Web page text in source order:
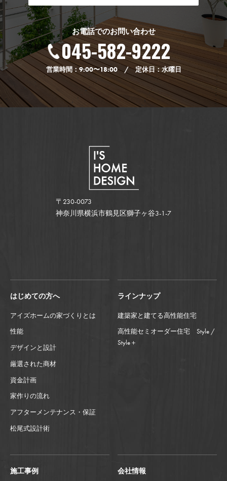
お電話でのお問い合わせ
045-582-9222
営業時間：9:00〜18:00 / 定休日：水曜日
〒230-0073
神奈川県横浜市鶴見区獅子ヶ谷3-1-7
はじめての方へ
アイズホームの家づくりとは
性能
デザインと設計
厳選された商材
資金計画
家作りの流れ
アフターメンテナンス・保証
松尾式設計術
ラインナップ
建築家と建てる高性能住宅
高性能セミオーダー住宅 Style /
Style＋
施工事例 会社情報